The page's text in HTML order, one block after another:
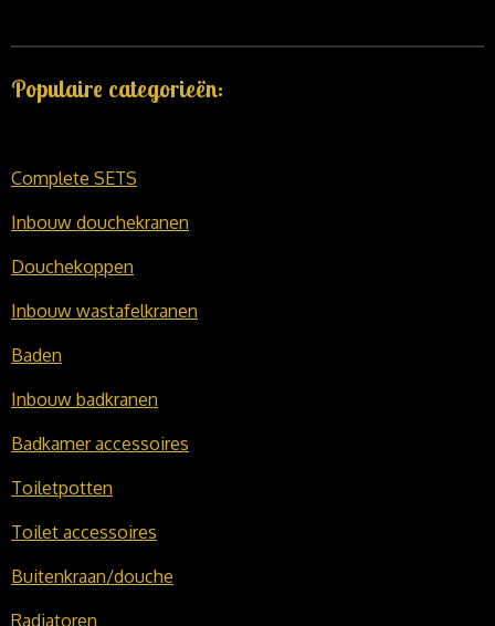
Populaire categorieën:
Complete SETS
Inbouw douchekranen
Douchekoppen
Inbouw wastafelkranen
Baden
Inbouw badkranen
Badkamer accessoires
Toiletpotten
Toilet accessoires
Buitenkraan/douche
Radiatoren